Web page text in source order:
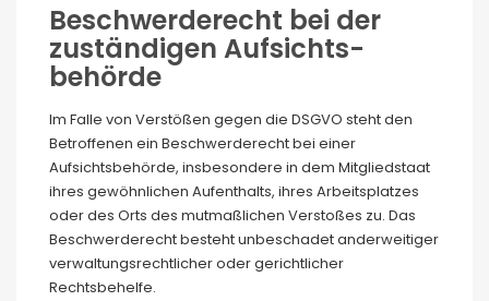
Beschwerde­recht bei der
zuständigen Aufsichts­
behörde
Im Falle von Verstößen gegen die DSGVO steht den
Betroffenen ein Beschwerderecht bei einer
Aufsichtsbehörde, insbesondere in dem Mitgliedstaat
ihres gewöhnlichen Aufenthalts, ihres Arbeitsplatzes
oder des Orts des mutmaßlichen Verstoßes zu. Das
Beschwerderecht besteht unbeschadet anderweitiger
verwaltungsrechtlicher oder gerichtlicher
Rechtsbehelfe.